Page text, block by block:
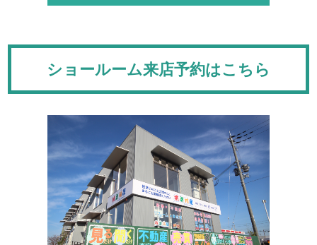
ショールーム来店予約はこちら